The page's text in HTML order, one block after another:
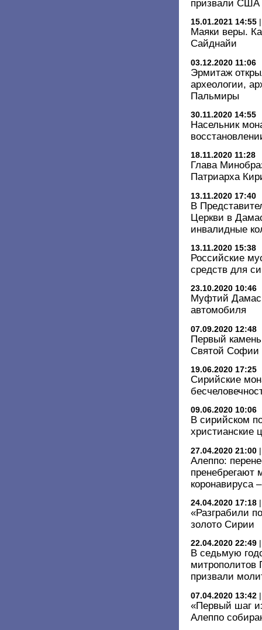
призвали США
15.01.2021 14:55
Маяки веры.
Сайднайи
03.12.2020 11:06
Эрмитаж
археологии,
Пальмиры
30.11.2020 14:55
Насельник
18.11.2020 11:28
Глава
Патриарха
13.11.2020 17:40
В
Церкви в
инвалидные
13.11.2020 15:38
Российские
средств для
23.10.2020 10:46
Муфтий
автомобиля
07.09.2020 12:48
Первый
Святой Софии
19.06.2020 17:25
Сирийские
09.06.2020 10:06
В сирийском
христианские
27.04.2020 21:00
Алеппо:
пренебрегают
коронавируса
24.04.2020 17:18
«Разграбили
золото Сирии
22.04.2020 22:49
В седьмую
митрополитов
призвали
07.04.2020 13:42
«Первый шаг
Алеппо